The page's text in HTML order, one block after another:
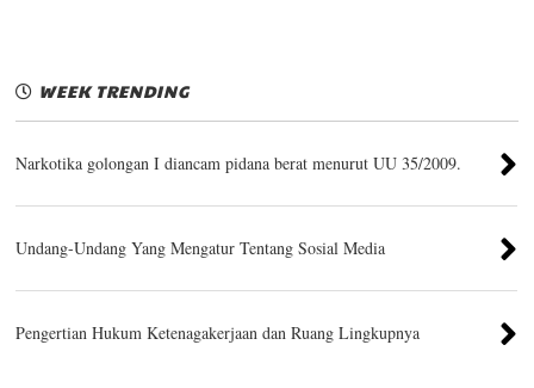
WEEK TRENDING
Narkotika golongan I diancam pidana berat menurut UU 35/2009.
Undang-Undang Yang Mengatur Tentang Sosial Media
Pengertian Hukum Ketenagakerjaan dan Ruang Lingkupnya